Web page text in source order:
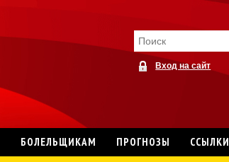
Вход на сайт
БОЛЕЛЬЩИКАМ ПРОГНОЗЫ ССЫЛКИ